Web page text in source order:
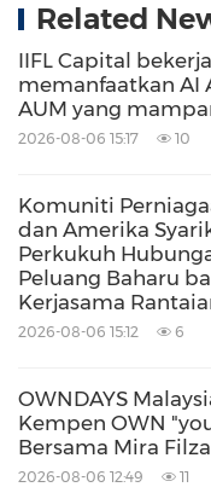
khusus untuk
pembuatan di
global merentasi
termasuk
menjadi
multinasional
Sekitar, Sosial,
Syarikat, lawati
Related
IIFL Capital
memanfaatkan
AUM yang
2026-08-06 15:17 10
Komuniti
dan Amerika
Perkukuh
Peluang Baharu
Kerjasama
2026-08-06 15:12 6
OWNDAYS
Kempen OWN
Bersama Mira
2026-08-06 12:49 11